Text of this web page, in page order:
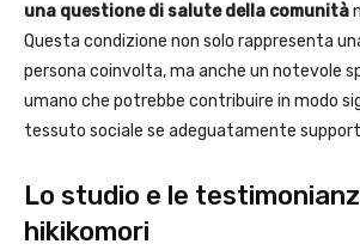
una questione di salute della comunità
Questa condizione non solo rappresenta
persona coinvolta, ma anche un notevole
umano che potrebbe contribuire in modo
tessuto sociale se adeguatamente
Lo studio e le
hikikomori